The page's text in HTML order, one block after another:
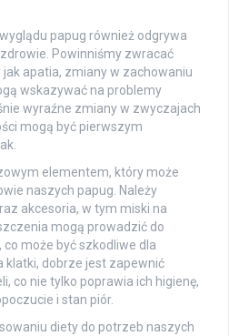
papug również odgrywa
Powinniśmy zwracać
apatia, zmiany w zachowaniu
wskazywać na problemy
wyraźne zmiany w zwyczajach
mogą być pierwszym
elementem, który może
naszych papug. Należy
akcesoria, w tym miski na
mogą prowadzić do
może być szkodliwe dla
klatki, dobrze jest zapewnić
co nie tylko poprawia ich higienę,
i stan piór.
diety do potrzeb naszych